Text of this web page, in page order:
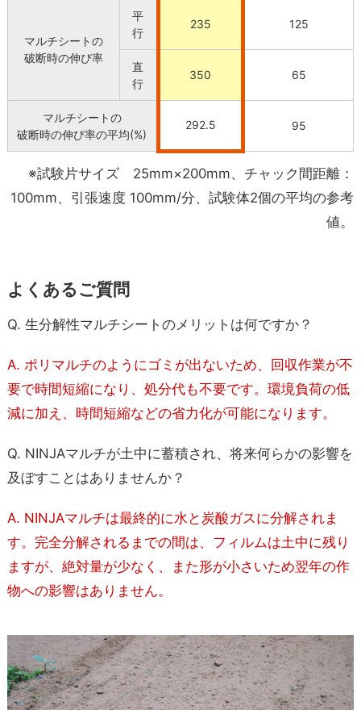
マルチシートの
破断時の伸び率
平
行
235 125
直
行
350 65
マルチシートの
破断時の伸び率の平均(%)
292.5 95
※試験片サイズ 25mm×200mm、チャック間距離：
100mm、引張速度 100mm/分、試験体2個の平均の参考
値。
よくあるご質問
Q. 生分解性マルチシートのメリットは何ですか？
A. ポリマルチのようにゴミが出ないため、回収作業が不
要で時間短縮になり、処分代も不要です。環境負荷の低
減に加え、時間短縮などの省力化が可能になります。
Q. NINJAマルチが土中に蓄積され、将来何らかの影響を
及ぼすことはありませんか？
A. NINJAマルチは最終的に水と炭酸ガスに分解されま
す。完全分解されるまでの間は、フィルムは土中に残り
ますが、絶対量が少なく、また形が小さいため翌年の作
物への影響はありません。